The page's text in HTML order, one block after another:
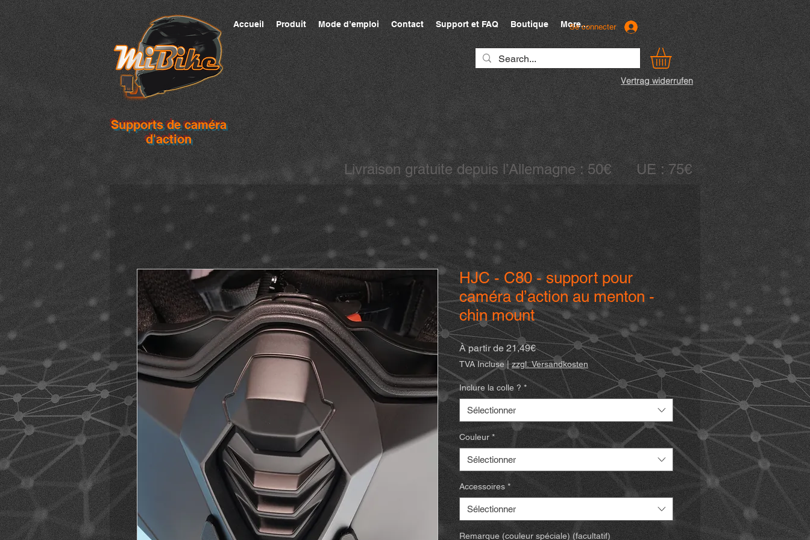
Supports de caméra
d'action
Livraison gratuite depuis l’Allemagne : 50€ UE : 75€
Accueil Produit Mode d’emploi Contact Support et FAQ Boutique More...
Se connecter
Vertrag widerrufen
HJC - C80 - support pour
caméra d’action au menton -
chin mount
À partir de 21,49€Prix
promotionnel
TVA Incluse|zzgl. Versandkosten
Inclure la colle ? *
Sélectionner
Couleur *
Sélectionner
Accessoires *
Sélectionner
Remarque (couleur spéciale) (facultatif)